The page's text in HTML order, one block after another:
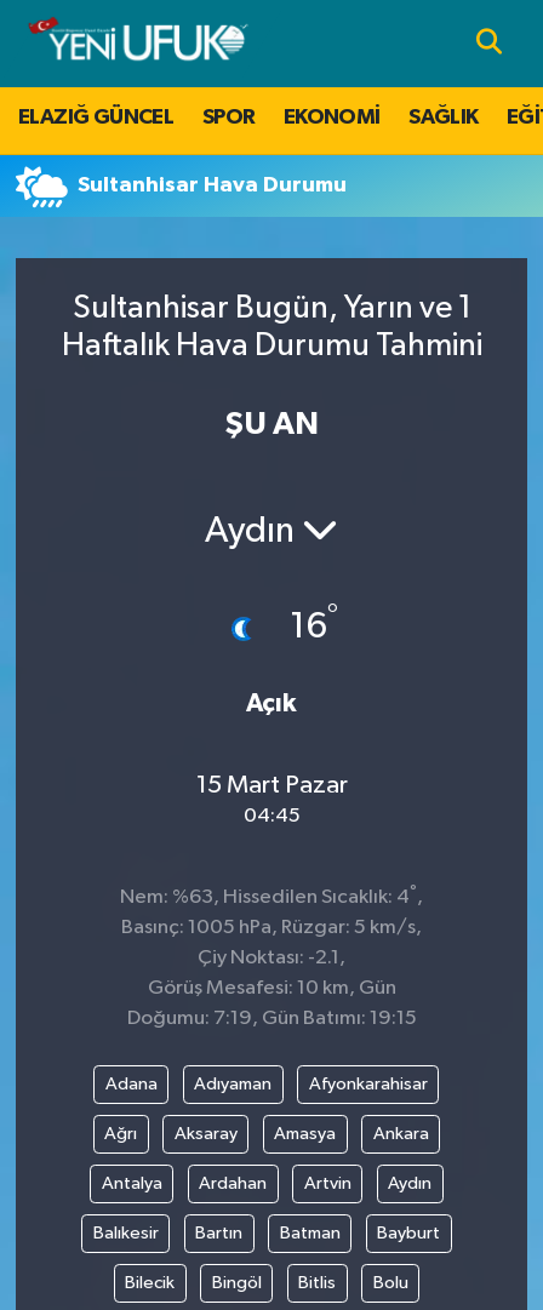
ELAZIĞ GÜNCEL SPOR EKONOMİ SAĞLIK
Sultanhisar Hava Durumu
Sultanhisar Bugün, Yarın ve 1
Haftalık Hava Durumu Tahmini
ŞU AN
Aydın
16°
Açık
15 Mart Pazar
04:45
Nem: %63, Hissedilen Sıcaklık: 4° ,
Basınç: 1005 hPa, Rüzgar: 5 km/s,
Çiy Noktası: -2.1,
Görüş Mesafesi: 10 km, Gün
Doğumu: 7:19, Gün Batımı: 19:15
Adana Adıyaman Afyonkarahisar
Ağrı Aksaray Amasya Ankara
Antalya Ardahan Artvin Aydın
Balıkesir Bartın Batman Bayburt
Bilecik Bingöl Bitlis Bolu
Nöbetçi Eczaneler
Hava Durumu
Namaz Vakitleri
Süper Lig Puan Durumu ve Fikstür